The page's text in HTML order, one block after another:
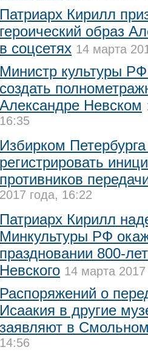
Патриарх Кирилл
героический образ
в соцсетях 14 марта
Министр культуры
создать
Александре Невском
16:35
Избирком
регистрировать
противников
2017 года, 16:22
Патриарх Кирилл
Минкультуры РФ
праздновании 800-
Невского 14 марта
Распоряжений о
Исаакия в другие
заявляют в
14:56